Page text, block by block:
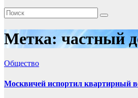
Метка:частный
Общество
Москвичей испортил квартирный